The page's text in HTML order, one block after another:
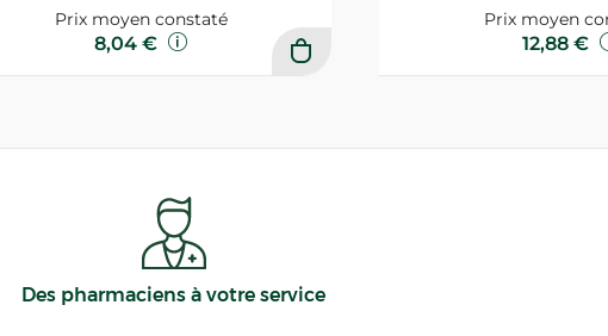
Prix moyen constaté
8,04 €
Prix moyen
12,88 €
Des pharmaciens à votre service